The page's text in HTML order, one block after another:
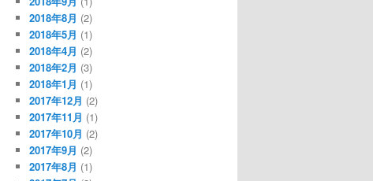
2018年8月 (2)
2018年5月 (1)
2018年4月 (2)
2018年2月 (3)
2018年1月 (1)
2017年12月 (2)
2017年11月 (1)
2017年10月 (2)
2017年9月 (2)
2017年8月 (1)